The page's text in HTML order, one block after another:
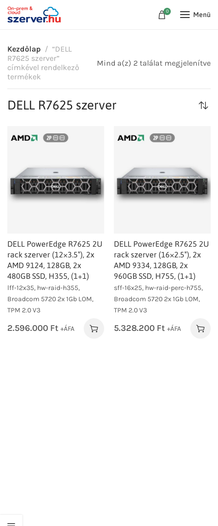
0 Menü
Kezdőlap
“DELL
R7625 szerver”
címkével rendelkező
termékek
Mind a(z) 2 találat megjelenítve
DELL R7625 szerver
DELL PowerEdge R7625 2U
rack szerver (12×3.5″), 2x
AMD 9124, 128GB, 2x
480GB SSD, H355, (1+1)
lff-12x35, hw-raid-h355,
Broadcom 5720 2x 1Gb LOM,
TPM 2.0 V3
2.596.000 Ft +ÁFA
DELL PowerEdge R7625 2U
rack szerver (16×2.5″), 2x
AMD 9334, 128GB, 2x
960GB SSD, H755, (1+1)
sff-16x25, hw-raid-perc-h755,
Broadcom 5720 2x 1Gb LOM,
TPM 2.0 V3
5.328.200 Ft +ÁFA